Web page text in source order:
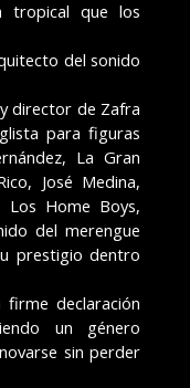
tropical que los
del sonido
director de Zafra
para figuras
La Gran
José Medina,
Los Home Boys,
del merengue
prestigio dentro
firme declaración
un género
sin perder